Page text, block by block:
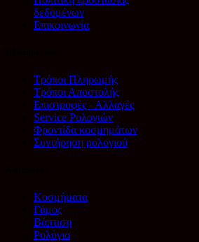
δεδομένων
Επικοινωνία
Τρόποι Πληρωμής
Τρόποι Αποστολής
Επιστροφές - Αλλαγές
Service Ρολογιών
Φροντίδα κοσμημάτων
Συντήρηση ρολογιού
Κοσμήματα
Γάμος
Βάπτιση
Ρολόγια